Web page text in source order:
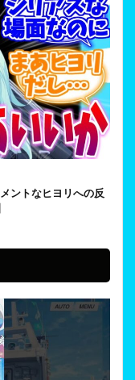
ントなヒヨリへの反